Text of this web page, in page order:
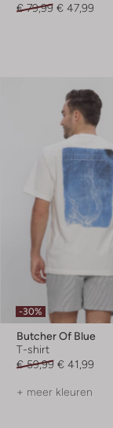
€ 79,99 € 47,99
-30%
Butcher Of Blue
T-shirt
€ 59,99 € 41,99
+ meer kleuren